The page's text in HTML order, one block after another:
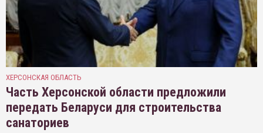
ХЕРСОНСКАЯ ОБЛАСТЬ
Часть Херсонской области предложили
передать Беларуси для строительства
санаториев